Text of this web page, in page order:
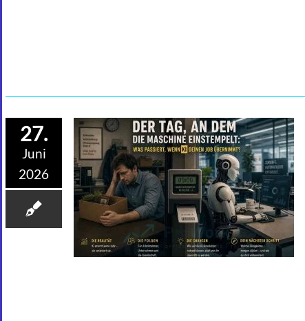
27.
Juni
2026